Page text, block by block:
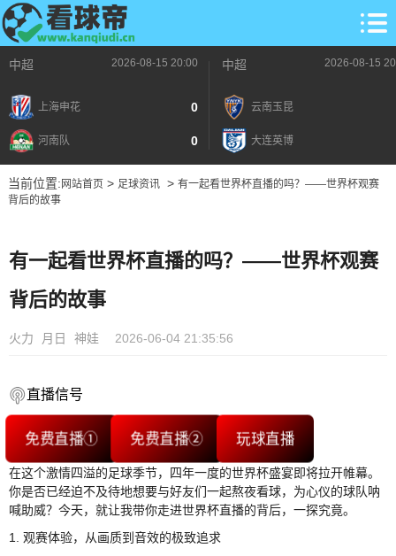
中超 2026-08-15 20:00
上海申花 0
河南队 0
中超 2026-08-15
云南玉昆
大连英博
当前位置: 网站首页> 足球资讯> 有一起看世界杯直播的吗？——世界杯观赛
背后的故事
有一起看世界杯直播的吗？——世界杯观赛
背后的故事
火力 月日 神娃 2026-06-04 21:35:56
直播信号
免费直播① 免费直播② 玩球直播
在这个激情四溢的足球季节，四年一度的世界杯盛宴即将拉开帷幕。
你是否已经迫不及待地想要与好友们一起熬夜看球，为心仪的球队呐
喊助威？今天，就让我带你走进世界杯直播的背后，一探究竟。
1. 观赛体验，从画质到音效的极致追求